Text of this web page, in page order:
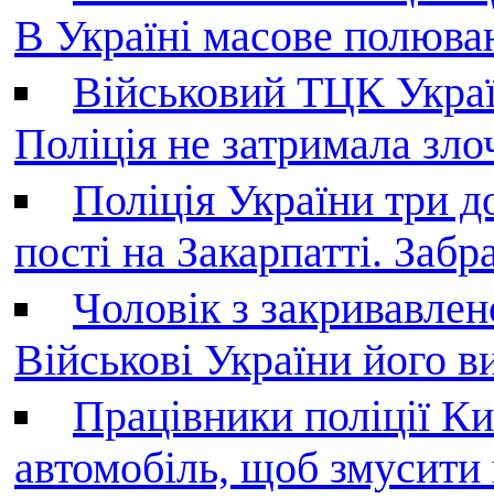
В Україні масове
Військовий ТЦК
Поліція не затримала
Поліція України три
пості на Закарпатті.
Чоловік з
Військові України його
Працівники поліції
автомобіль, щоб